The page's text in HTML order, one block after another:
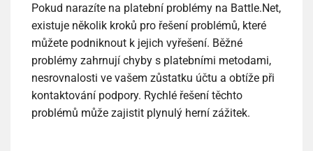
Pokud narazíte na platební problémy na Battle.Net,
existuje několik kroků pro řešení problémů, které
můžete podniknout k jejich vyřešení. Běžné
problémy zahrnují chyby s platebními metodami,
nesrovnalosti ve vašem zůstatku účtu a obtíže při
kontaktování podpory. Rychlé řešení těchto
problémů může zajistit plynulý herní zážitek.